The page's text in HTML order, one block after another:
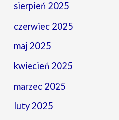
sierpień 2025
czerwiec 2025
maj 2025
kwiecień 2025
marzec 2025
luty 2025